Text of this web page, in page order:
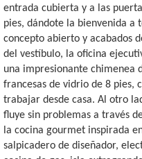
entrada cubierta y a las
pies, dándote la bienvenida a
concepto abierto y acabados
del vestíbulo, la oficina
una impresionante chimenea
francesas de vidrio de 8 pies,
trabajar desde casa. Al otro
fluye sin problemas a través
la cocina gourmet inspirada
salpicadero de diseñador,